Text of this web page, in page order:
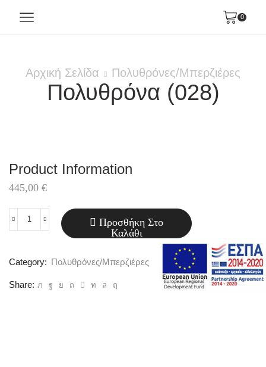
0
Αρχική Σελίδα Πολυθρόνες/Μπερζιέρες
Πολυθρόνα (028)
Product Information
445,00 €
Πολυθρόνα
ποσότητα
Προσθήκη Στο
Καλάθι
Category: Πολυθρόνες/Μπερζιέρες
Share: